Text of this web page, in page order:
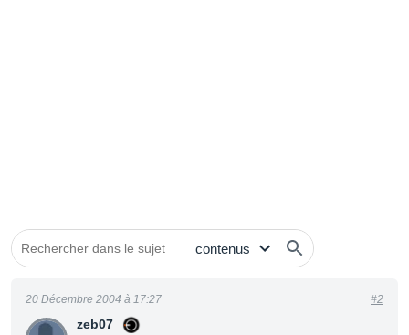
zeb07
20 Décembre 2004 à 17:27 #2